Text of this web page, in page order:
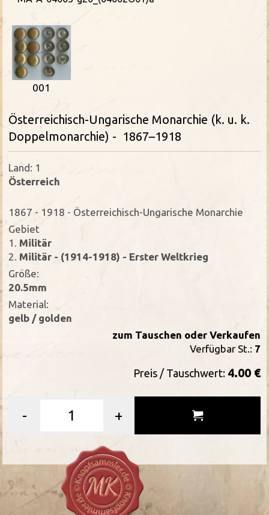
001
Österreichisch-Ungarische Monarchie (k. u. k.
Doppelmonarchie) - 1867–1918
Land: 1
Österreich
1867 - 1918 - Österreichisch-Ungarische Monarchie
Gebiet
1. Militär
2. Militär - (1914-1918) - Erster Weltkrieg
Größe:
20.5mm
Material:
gelb / golden
zum Tauschen oder Verkaufen
Verfügbar St.: 7
Preis / Tauschwert: 4.00 €
- +